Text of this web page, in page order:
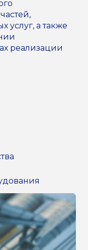
услуг, а также
реализации